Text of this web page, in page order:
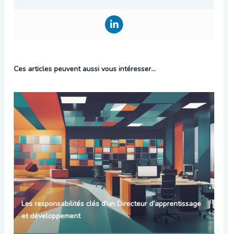
Ces articles peuvent aussi vous intéresser...
Les responsabilités clés d’un Directeur d’apprentissage
et développement